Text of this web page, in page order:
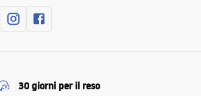
30 giorni per il reso